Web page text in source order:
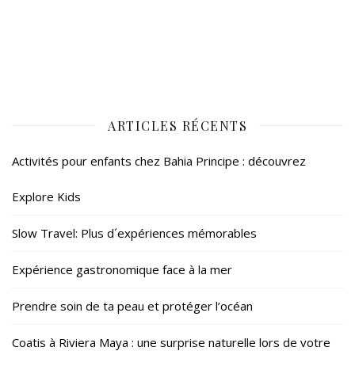
ARTICLES RÉCENTS
Activités pour enfants chez Bahia Principe : découvrez
Explore Kids
Slow Travel: Plus d´expériences mémorables
Expérience gastronomique face à la mer
Prendre soin de ta peau et protéger l’océan
Coatis à Riviera Maya : une surprise naturelle lors de votre